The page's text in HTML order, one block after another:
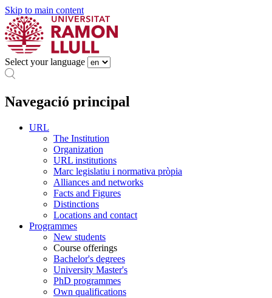
Skip to main content
Select your language
Navegació principal
URL
The Institution
Organization
URL institutions
Marc legislatiu i normativa pròpia
Alliances and networks
Facts and Figures
Distinctions
Locations and contact
Programmes
New students
Course offerings
Bachelor's degrees
University Master's
PhD programmes
Own qualifications